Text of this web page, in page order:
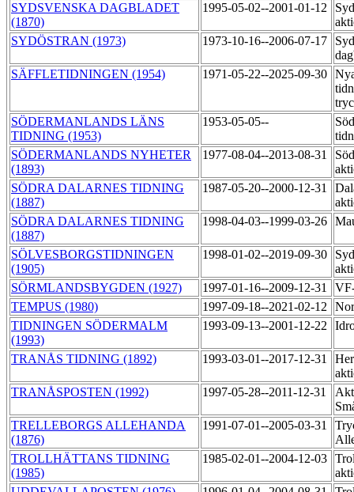
SYDSVENSKA DAGBLADET
(1870)
1995-05-02--2001-01-12
SYDÖSTRAN (1973)
1973-10-16--2006-07-17
SÄFFLETIDNINGEN (1954)
1971-05-22--2025-09-30
SÖDERMANLANDS LÄNS
TIDNING (1953)
1953-05-05--
SÖDERMANLANDS NYHETER
(1893)
1977-08-04--2013-08-31
SÖDRA DALARNES TIDNING
(1887)
1987-05-20--2000-12-31
SÖDRA DALARNES TIDNING
(1887)
1998-04-03--1999-03-26
SÖLVESBORGSTIDNINGEN
(1905)
1998-01-02--2019-09-30
SÖRMLANDSBYGDEN (1927)
1997-01-16--2009-12-31
TEMPUS (1980)
1997-09-18--2021-02-12
TIDNINGEN SÖDERMALM
(1993)
1993-09-13--2001-12-22
TRANÅS TIDNING (1892) 1993-03-01--2017-12-31
TRANÅSPOSTEN (1992)
1997-05-28--2011-12-31
TRELLEBORGS ALLEHANDA
(1876)
1991-07-01--2005-03-31
TROLLHÄTTANS TIDNING
(1985)
1985-02-01--2004-12-03